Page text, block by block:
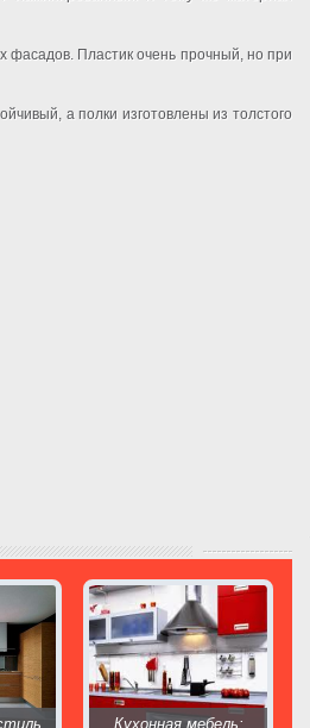
фасадов. Пластик очень прочный, но при
а полки изготовлены из толстого
Кухонная мебель: